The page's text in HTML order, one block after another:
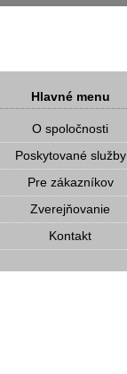
Hlavné menu
O spoločnosti
Poskytované služby
Pre zákazníkov
Zverejňovanie
Kontakt